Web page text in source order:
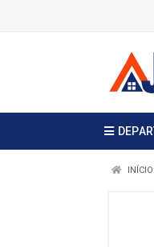
INÍCIO